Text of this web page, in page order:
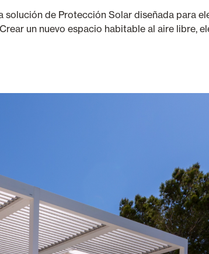
de Protección Solar diseñada para
un nuevo espacio habitable al aire libre,